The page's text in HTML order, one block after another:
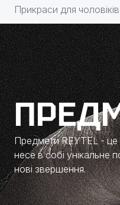
Прикраси для чоловіків
Предмети REYTEL - це
несе в собі унікальне
нові звершення.
ВИД ПРИКРАСИ
КОЛЕКЦІЇ
ДОВЖИНА
ТЕМАТИКА
МОЖЛИВІСТЬ